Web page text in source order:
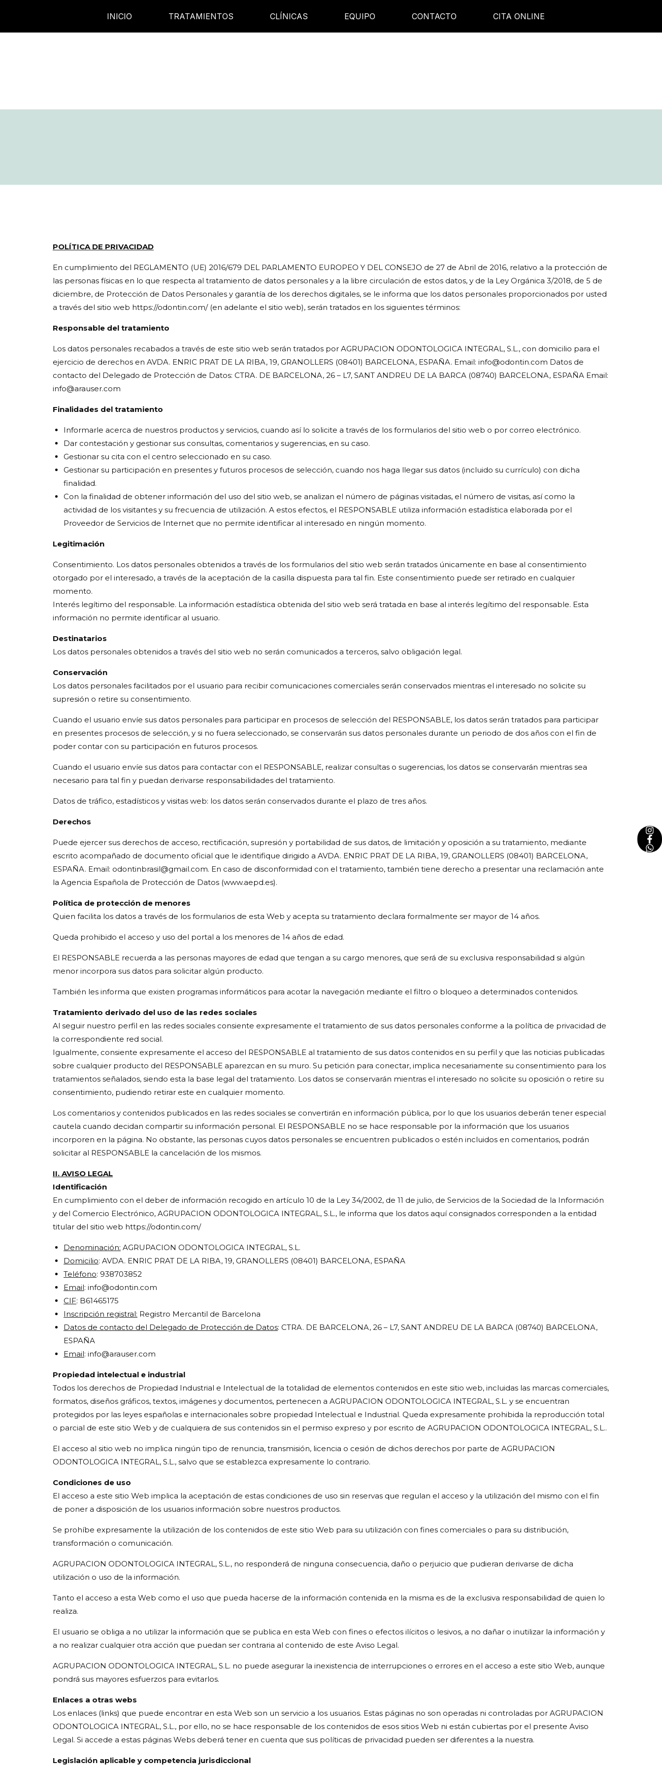
INICIO TRATAMIENTOS CLÍNICAS EQUIPO CONTACTO CITA ONLINE
POLÍTICA DE PRIVACIDAD
En cumplimiento del REGLAMENTO (UE) 2016/679 DEL PARLAMENTO EUROPEO Y DEL CONSEJO de 27 de Abril de 2016, relativo a la protección de
las personas físicas en lo que respecta al tratamiento de datos personales y a la libre circulación de estos datos, y de la Ley Orgánica 3/2018, de 5 de
diciembre, de Protección de Datos Personales y garantía de los derechos digitales, se le informa que los datos personales proporcionados por usted
a través del sitio web https://odontin.com/ (en adelante el sitio web), serán tratados en los siguientes términos:
Responsable del tratamiento
Los datos personales recabados a través de este sitio web serán tratados por AGRUPACION ODONTOLOGICA INTEGRAL, S.L., con domicilio para el
ejercicio de derechos en AVDA. ENRIC PRAT DE LA RIBA, 19, GRANOLLERS (08401) BARCELONA, ESPAÑA. Email: info@odontin.com Datos de
contacto del Delegado de Protección de Datos: CTRA. DE BARCELONA, 26 – L7, SANT ANDREU DE LA BARCA (08740) BARCELONA, ESPAÑA Email:
info@arauser.com
Finalidades del tratamiento
Informarle acerca de nuestros productos y servicios, cuando así lo solicite a través de los formularios del sitio web o por correo electrónico.
Dar contestación y gestionar sus consultas, comentarios y sugerencias, en su caso.
Gestionar su cita con el centro seleccionado en su caso.
Gestionar su participación en presentes y futuros procesos de selección, cuando nos haga llegar sus datos (incluido su currículo) con dicha
finalidad.
Con la finalidad de obtener información del uso del sitio web, se analizan el número de páginas visitadas, el número de visitas, así como la
actividad de los visitantes y su frecuencia de utilización. A estos efectos, el RESPONSABLE utiliza información estadística elaborada por el
Proveedor de Servicios de Internet que no permite identificar al interesado en ningún momento.
Legitimación
Consentimiento. Los datos personales obtenidos a través de los formularios del sitio web serán tratados únicamente en base al consentimiento
otorgado por el interesado, a través de la aceptación de la casilla dispuesta para tal fin. Este consentimiento puede ser retirado en cualquier
momento.
Interés legítimo del responsable. La información estadística obtenida del sitio web será tratada en base al interés legítimo del responsable. Esta
información no permite identificar al usuario.
Destinatarios
Los datos personales obtenidos a través del sitio web no serán comunicados a terceros, salvo obligación legal.
Conservación
Los datos personales facilitados por el usuario para recibir comunicaciones comerciales serán conservados mientras el interesado no solicite su
supresión o retire su consentimiento.
Cuando el usuario envíe sus datos personales para participar en procesos de selección del RESPONSABLE, los datos serán tratados para participar
en presentes procesos de selección, y si no fuera seleccionado, se conservarán sus datos personales durante un periodo de dos años con el fin de
poder contar con su participación en futuros procesos.
Cuando el usuario envíe sus datos para contactar con el RESPONSABLE, realizar consultas o sugerencias, los datos se conservarán mientras sea
necesario para tal fin y puedan derivarse responsabilidades del tratamiento.
Datos de tráfico, estadísticos y visitas web: los datos serán conservados durante el plazo de tres años.
Derechos
Puede ejercer sus derechos de acceso, rectificación, supresión y portabilidad de sus datos, de limitación y oposición a su tratamiento, mediante
escrito acompañado de documento oficial que le identifique dirigido a AVDA. ENRIC PRAT DE LA RIBA, 19, GRANOLLERS (08401) BARCELONA,
ESPAÑA. Email: odontinbrasil@gmail.com. En caso de disconformidad con el tratamiento, también tiene derecho a presentar una reclamación ante
la Agencia Española de Protección de Datos (www.aepd.es).
Política de protección de menores
Quien facilita los datos a través de los formularios de esta Web y acepta su tratamiento declara formalmente ser mayor de 14 años.
Queda prohibido el acceso y uso del portal a los menores de 14 años de edad.
El RESPONSABLE recuerda a las personas mayores de edad que tengan a su cargo menores, que será de su exclusiva responsabilidad si algún
menor incorpora sus datos para solicitar algún producto.
También les informa que existen programas informáticos para acotar la navegación mediante el filtro o bloqueo a determinados contenidos.
Tratamiento derivado del uso de las redes sociales
Al seguir nuestro perfil en las redes sociales consiente expresamente el tratamiento de sus datos personales conforme a la política de privacidad de
la correspondiente red social.
Igualmente, consiente expresamente el acceso del RESPONSABLE al tratamiento de sus datos contenidos en su perfil y que las noticias publicadas
sobre cualquier producto del RESPONSABLE aparezcan en su muro. Su petición para conectar, implica necesariamente su consentimiento para los
tratamientos señalados, siendo esta la base legal del tratamiento. Los datos se conservarán mientras el interesado no solicite su oposición o retire su
consentimiento, pudiendo retirar este en cualquier momento.
Los comentarios y contenidos publicados en las redes sociales se convertirán en información pública, por lo que los usuarios deberán tener especial
cautela cuando decidan compartir su información personal. El RESPONSABLE no se hace responsable por la información que los usuarios
incorporen en la página. No obstante, las personas cuyos datos personales se encuentren publicados o estén incluidos en comentarios, podrán
solicitar al RESPONSABLE la cancelación de los mismos.
II. AVISO LEGAL
Identificación
En cumplimiento con el deber de información recogido en artículo 10 de la Ley 34/2002, de 11 de julio, de Servicios de la Sociedad de la Información
y del Comercio Electrónico, AGRUPACION ODONTOLOGICA INTEGRAL, S.L., le informa que los datos aquí consignados corresponden a la entidad
titular del sitio web https://odontin.com/
Denominación: AGRUPACION ODONTOLOGICA INTEGRAL, S.L.
Domicilio: AVDA. ENRIC PRAT DE LA RIBA, 19, GRANOLLERS (08401) BARCELONA, ESPAÑA
Teléfono: 938703852
Email: info@odontin.com
CIF: B61465175
Inscripción registral: Registro Mercantil de Barcelona
Datos de contacto del Delegado de Protección de Datos: CTRA. DE BARCELONA, 26 – L7, SANT ANDREU DE LA BARCA (08740) BARCELONA,
ESPAÑA
Email: info@arauser.com
Propiedad intelectual e industrial
Todos los derechos de Propiedad Industrial e Intelectual de la totalidad de elementos contenidos en este sitio web, incluidas las marcas comerciales,
formatos, diseños gráficos, textos, imágenes y documentos, pertenecen a AGRUPACION ODONTOLOGICA INTEGRAL, S.L. y se encuentran
protegidos por las leyes españolas e internacionales sobre propiedad Intelectual e Industrial. Queda expresamente prohibida la reproducción total
o parcial de este sitio Web y de cualquiera de sus contenidos sin el permiso expreso y por escrito de AGRUPACION ODONTOLOGICA INTEGRAL, S.L..
El acceso al sitio web no implica ningún tipo de renuncia, transmisión, licencia o cesión de dichos derechos por parte de AGRUPACION
ODONTOLOGICA INTEGRAL, S.L., salvo que se establezca expresamente lo contrario.
Condiciones de uso
El acceso a este sitio Web implica la aceptación de estas condiciones de uso sin reservas que regulan el acceso y la utilización del mismo con el fin
de poner a disposición de los usuarios información sobre nuestros productos.
Se prohíbe expresamente la utilización de los contenidos de este sitio Web para su utilización con fines comerciales o para su distribución,
transformación o comunicación.
AGRUPACION ODONTOLOGICA INTEGRAL, S.L., no responderá de ninguna consecuencia, daño o perjuicio que pudieran derivarse de dicha
utilización o uso de la información.
Tanto el acceso a esta Web como el uso que pueda hacerse de la información contenida en la misma es de la exclusiva responsabilidad de quien lo
realiza.
El usuario se obliga a no utilizar la información que se publica en esta Web con fines o efectos ilícitos o lesivos, a no dañar o inutilizar la información y
a no realizar cualquier otra acción que puedan ser contraria al contenido de este Aviso Legal.
AGRUPACION ODONTOLOGICA INTEGRAL, S.L. no puede asegurar la inexistencia de interrupciones o errores en el acceso a este sitio Web, aunque
pondrá sus mayores esfuerzos para evitarlos.
Enlaces a otras webs
Los enlaces (links) que puede encontrar en esta Web son un servicio a los usuarios. Estas páginas no son operadas ni controladas por AGRUPACION
ODONTOLOGICA INTEGRAL, S.L., por ello, no se hace responsable de los contenidos de esos sitios Web ni están cubiertas por el presente Aviso
Legal. Si accede a estas páginas Webs deberá tener en cuenta que sus políticas de privacidad pueden ser diferentes a la nuestra.
Legislación aplicable y competencia jurisdiccional